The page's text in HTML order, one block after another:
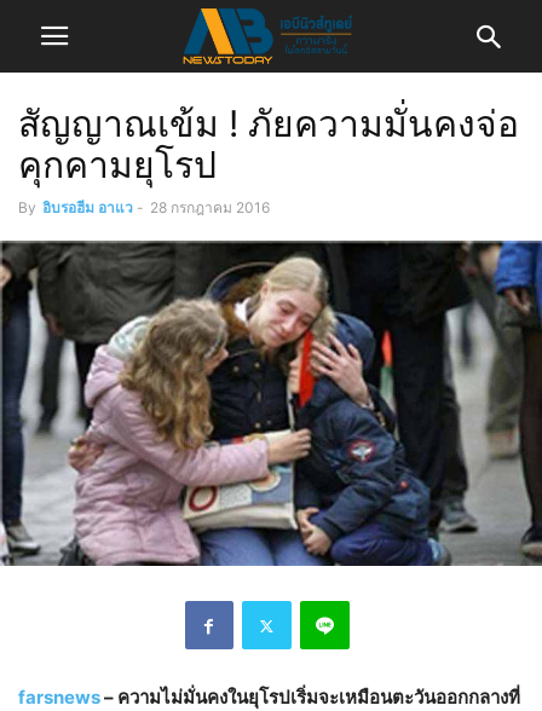
สัญญาณเข้ม ! ภัยความมั่นคงจ่อ
คุกคามยุโรป
By อิบรอฮีม อาแว - 28 กรกฎาคม 2016
farsnews– ความไม่มั่นคงในยุโรปเริ่มจะเหมือนตะวันออกกลางที่